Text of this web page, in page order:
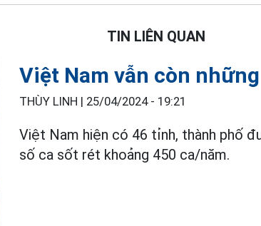
TIN LIÊN QUAN
Việt Nam vẫn còn
THÙY LINH | 25/04/2024 - 19:21
Việt Nam hiện có 46 tỉnh, thành phố
số ca sốt rét khoảng 450 ca/năm.